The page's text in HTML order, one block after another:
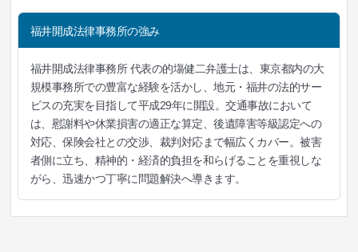
福井開成法律事務所の強み
福井開成法律事務所 代表の的塲健二弁護士は、東京都内の大
規模事務所での豊富な経験を活かし、地元・福井の法的サー
ビスの充実を目指して平成29年に開設。交通事故において
は、慰謝料や休業損害の適正な算定、後遺障害等級認定への
対応、保険会社との交渉、裁判対応まで幅広くカバー。被害
者側に立ち、精神的・経済的負担を和らげることを重視しな
がら、迅速かつ丁寧に問題解決へ導きます。